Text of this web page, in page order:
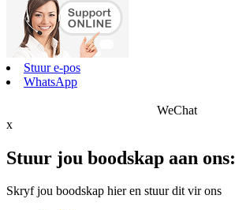
Stuur e-pos
WhatsApp
WeChat
x
Stuur jou boodskap aan ons:
Skryf jou boodskap hier en stuur dit vir ons